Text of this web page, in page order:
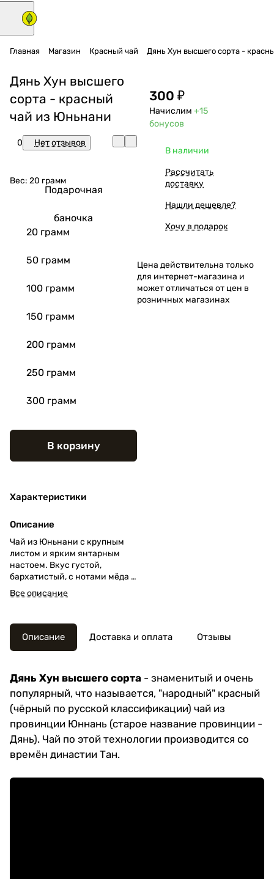
Главная Магазин Красный чай Дянь Хун высшего сорта -
Дянь Хун высшего
сорта - красный
чай из Юньнани
0 Нет отзывов
Вес: 20 грамм
Подарочная
баночка
20 грамм
50 грамм
100 грамм
150 грамм
200 грамм
250 грамм
300 грамм
В корзину
Характеристики
Описание
Чай из Юньнани с крупным
листом и ярким янтарным
настоем. Вкус густой,
бархатистый, с нотами мёда и
пряных трав, идеально
подходит для утреннего
Все описание
300 ₽
Начислим +15
бонусов
В наличии
Рассчитать
доставку
Нашли дешевле?
Хочу в подарок
Цена действительна только
для интернет-магазина и
может отличаться от цен в
розничных магазинах
Описание Доставка и оплата Отзывы
Дянь Хун высшего сорта - знаменитый и очень
популярный, что называется, "народный" красный
(чёрный по русской классификации) чай из
провинции Юннань (старое название провинции -
Дянь). Чай по этой технологии производится со
времён династии Тан.